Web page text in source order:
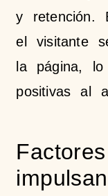
y retención.
el visitante
la página,
positivas al